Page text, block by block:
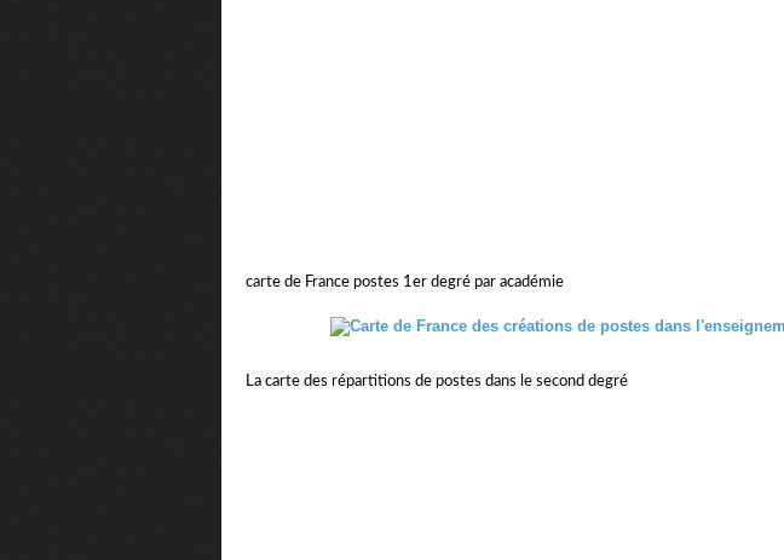
carte de France postes 1er degré par académie
La carte des répartitions de postes dans le second degré